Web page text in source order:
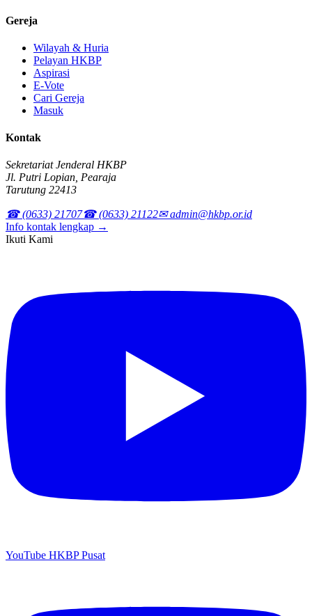
Gereja
Wilayah & Huria
Pelayan HKBP
Aspirasi
E-Vote
Cari Gereja
Masuk
Kontak
Sekretariat Jenderal HKBP
Jl. Putri Lopian, Pearaja
Tarutung 22413
☎ (0633) 21707☎ (0633) 21122✉ admin@hkbp.or.id
Info kontak lengkap →
Ikuti Kami
YouTube HKBP Pusat